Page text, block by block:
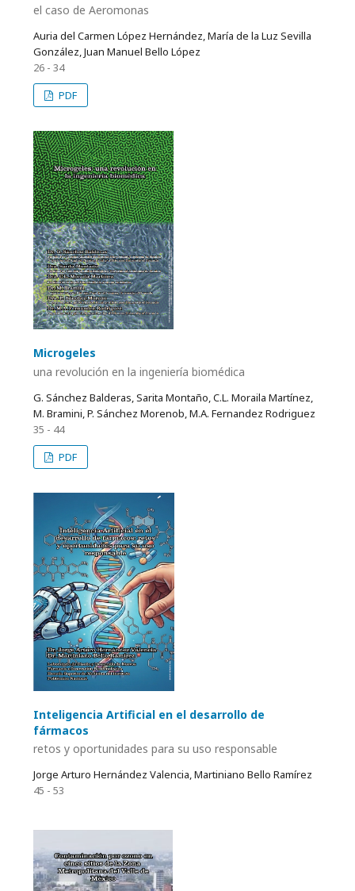
el caso de Aeromonas
Auria del Carmen López Hernández, María de la Luz Sevilla
González, Juan Manuel Bello López
26 - 34
PDF
Microgeles
una revolución en la ingeniería biomédica
G. Sánchez Balderas, Sarita Montaño, C.L. Moraila Martínez,
M. Bramini, P. Sánchez Morenob, M.A. Fernandez Rodriguez
35 - 44
PDF
Inteligencia Artificial en el desarrollo de
fármacos
retos y oportunidades para su uso responsable
Jorge Arturo Hernández Valencia, Martiniano Bello Ramírez
45 - 53